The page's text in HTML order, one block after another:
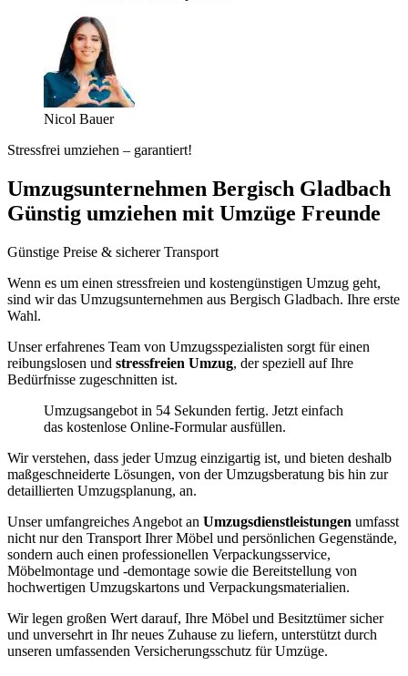
Nicol Bauer
Stressfrei umziehen – garantiert!
Umzugsunternehmen Bergisch Gladbach
Günstig umziehen mit Umzüge Freunde
Günstige Preise & sicherer Transport
Wenn es um einen stressfreien und kostengünstigen Umzug geht,
sind wir das Umzugsunternehmen aus Bergisch Gladbach. Ihre erste
Wahl.
Unser erfahrenes Team von Umzugsspezialisten sorgt für einen
reibungslosen und stressfreien Umzug, der speziell auf Ihre
Bedürfnisse zugeschnitten ist.
Umzugsangebot in 54 Sekunden fertig. Jetzt einfach
das kostenlose Online-Formular ausfüllen.
Wir verstehen, dass jeder Umzug einzigartig ist, und bieten deshalb
maßgeschneiderte Lösungen, von der Umzugsberatung bis hin zur
detaillierten Umzugsplanung, an.
Unser umfangreiches Angebot an Umzugsdienstleistungen umfasst
nicht nur den Transport Ihrer Möbel und persönlichen Gegenstände,
sondern auch einen professionellen Verpackungsservice,
Möbelmontage und -demontage sowie die Bereitstellung von
hochwertigen Umzugskartons und Verpackungsmaterialien.
Wir legen großen Wert darauf, Ihre Möbel und Besitztümer sicher
und unversehrt in Ihr neues Zuhause zu liefern, unterstützt durch
unseren umfassenden Versicherungsschutz für Umzüge.